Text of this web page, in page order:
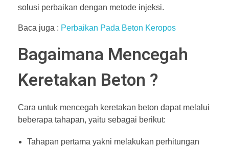
solusi perbaikan dengan metode injeksi.
Baca juga : Perbaikan Pada Beton Keropos
Bagaimana Mencegah
Keretakan Beton ?
Cara untuk mencegah keretakan beton dapat melalui
beberapa tahapan, yaitu sebagai berikut:
Tahapan pertama yakni melakukan perhitungan